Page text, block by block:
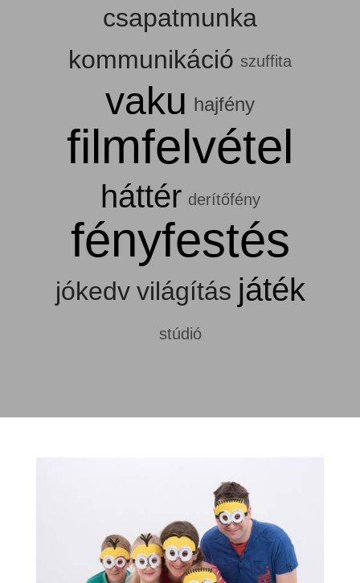
csapatmunka
kommunikáció szuffita
vaku hajfény
filmfelvétel
háttér derítőfény
fényfestés
jókedv világítás játék
stúdió